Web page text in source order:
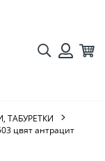
Търсене
ТАБУРЕТКИ
цвят антрацит